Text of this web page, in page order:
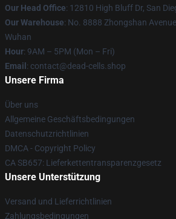
Our Head Office: 12810 High Bluff Dr, San
Our Warehouse: No. 8888 Zhongshan
Wuhan
Hour: 9AM – 5PM (Mon – Fri)
Email : contact@dead-cells.shop
Unsere Firma
Über uns
Allgemeine Geschäftsbedingungen
Datenschutzrichtlinien
DMCA - Copyright Policy
CA SB657: Lieferkettentransparenzgesetz
Unsere Unterstützung
Versand und Lieferrichtlinien
Zahlungsbedingungen